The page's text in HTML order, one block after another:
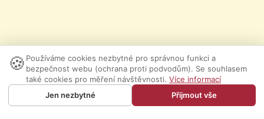
🍪 Používáme cookies nezbytné pro správnou funkci a
bezpečnost webu (ochrana proti podvodům). Se souhlasem
také cookies pro měření návštěvnosti. Více informací
Jen nezbytné
Přijmout vše